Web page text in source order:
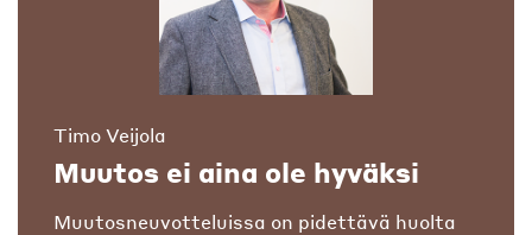
Timo Veijola
Muutos ei aina ole hyväksi
Muutosneuvotteluissa on pidettävä huolta